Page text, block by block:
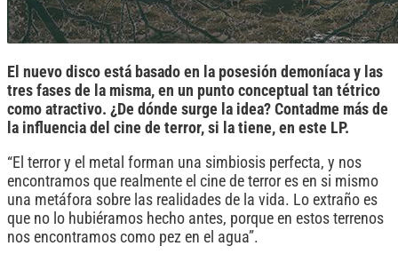
El nuevo disco está basado en la posesión demoníaca y las
tres fases de la misma, en un punto conceptual tan tétrico
como atractivo. ¿De dónde surge la idea? Contadme más de
la influencia del cine de terror, si la tiene, en este LP.
“El terror y el metal forman una simbiosis perfecta, y nos
encontramos que realmente el cine de terror es en si mismo
una metáfora sobre las realidades de la vida. Lo extraño es
que no lo hubiéramos hecho antes, porque en estos terrenos
nos encontramos como pez en el agua”.